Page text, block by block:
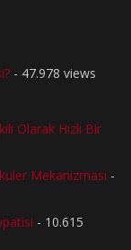
- 47.978 views
Olarak Hızlı Bir
Mekanizması -
- 10.615